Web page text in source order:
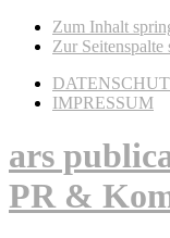
Zum Inhalt
Zur Seitenspalte
IMPRESSUM
ars
PR &